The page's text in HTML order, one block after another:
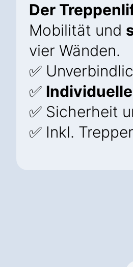
Der
Mobilität und
vier Wänden.
✅
✅
✅ Sicherheit
✅ Inkl.